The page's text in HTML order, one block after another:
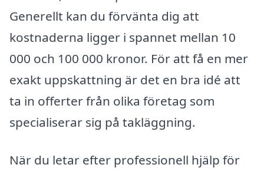
Generellt kan du förvänta dig att
kostnaderna ligger i spannet mellan 10
000 och 100 000 kronor. För att få en mer
exakt uppskattning är det en bra idé att
ta in offerter från olika företag som
specialiserar sig på takläggning.
När du letar efter professionell hjälp för